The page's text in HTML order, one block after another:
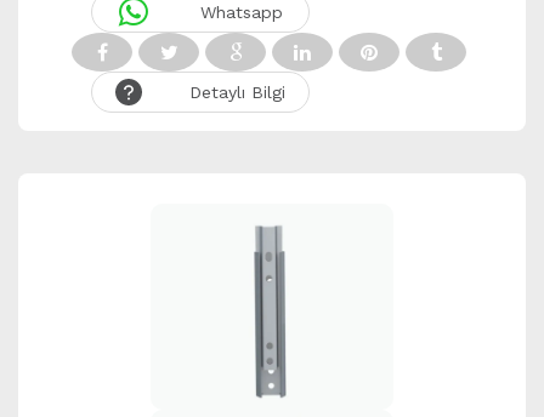
Whatsapp
Detaylı Bilgi